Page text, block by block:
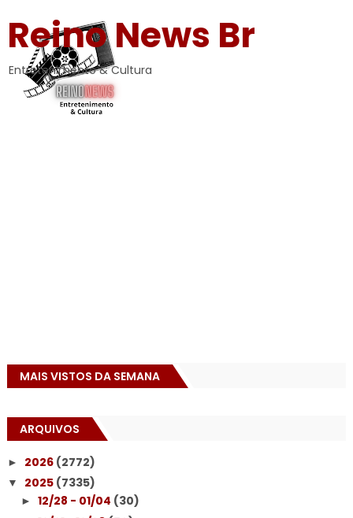
Reino News Br
Entretenimento & Cultura
MAIS VISTOS DA SEMANA
ARQUIVOS
► 2026 (2772)
▼ 2025 (7335)
► 12/28 - 01/04 (30)